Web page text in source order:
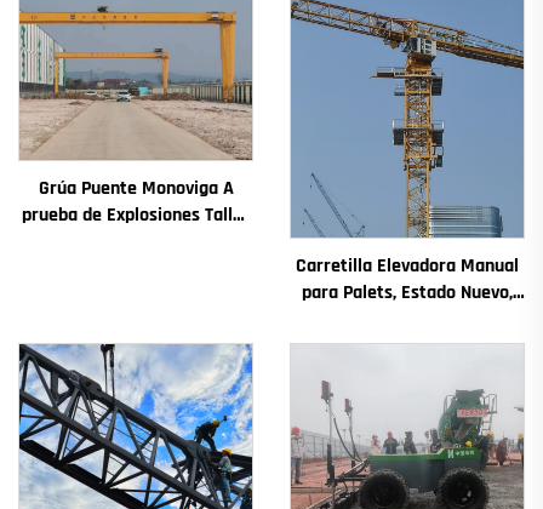
Grúa Puente Monoviga A
prueba de Explosiones Taller
Carretilla Elevadora Manual
para Palets, Estado Nuevo,
Incluyen Motor, Caja de
Cojinete, Bomba, Motor de
Combustión, Capacidad
Nominal